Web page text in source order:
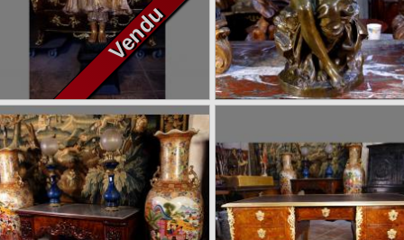
6800 €
Vendu
Grand Bouddha Birman en
bois sculpté doré
cheveux – Bronze
Friedrich Beer